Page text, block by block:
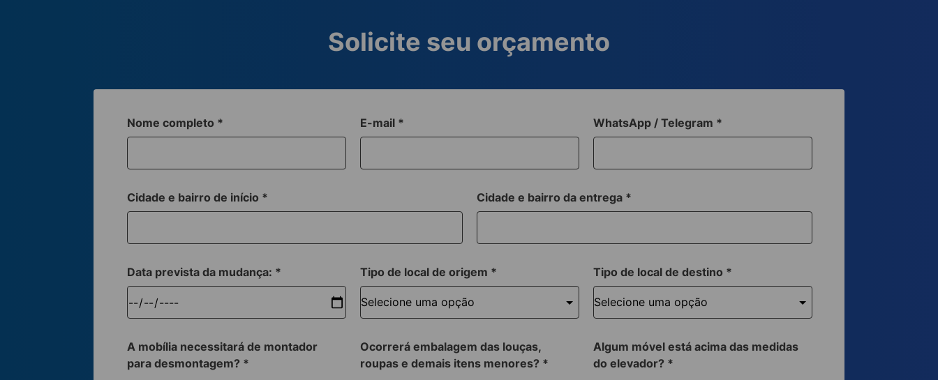
Solicite seu orçamento
Nome completo * E-mail * WhatsApp / Telegram *
Cidade e bairro de início * Cidade e bairro da entrega *
Data prevista da mudança: * Tipo de local de origem * Tipo de local de destino *
A mobília necessitará de montador
para desmontagem? *
Ocorrerá embalagem das louças,
roupas e demais itens menores? *
Algum móvel está acima das medidas
do elevador? *